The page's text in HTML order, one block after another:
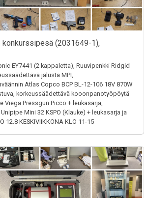
konkurssipesä (2031649-1),
EY7441 (2 kappaletta), Ruuvipenkki Ridgid
jalusta MPI,
Atlas Copco BCP BL-12-106 18V 870W
korkeussäädettävä kooonpanotyöpöytä
Viega Pressgun Picco + leukasarja,
Mini 32 KSPO (Klauke) + leukasarja ja
12.8 KESKIVIIKKONA KLO 11-15